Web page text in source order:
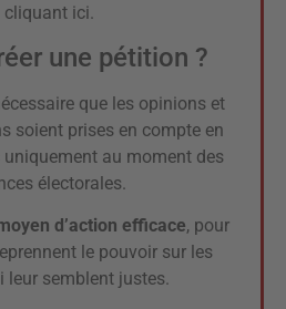
cliquant ici.
une pétition ?
que les opinions et
soient prises en compte en
uniquement au moment des
électorales.
d’action efficace, pour
le pouvoir sur les
leur semblent justes.